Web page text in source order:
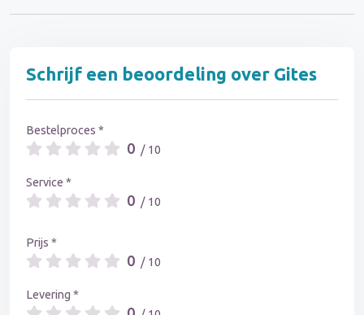
Schrijf een beoordeling over Gites
Bestelproces *
0 / 10
Service *
0 / 10
Prijs *
0 / 10
Levering *